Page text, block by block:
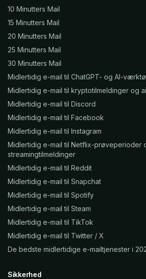
10 Minutters Mail
15 Minutters Mail
20 Minutters Mail
25 Minutters Mail
30 Minutters Mail
Midlertidig e-mail til ChatGPT- og AI-
Midlertidig e-mail til kryptotilmeldinger og
Midlertidig e-mail til Discord
Midlertidig e-mail til Facebook
Midlertidig e-mail til Instagram
Midlertidig e-mail til Netflix-prøveperioder
streamingtilmeldinger
Midlertidig e-mail til Reddit
Midlertidig e-mail til Snapchat
Midlertidig e-mail til Spotify
Midlertidig e-mail til Steam
Midlertidig e-mail til TikTok
Midlertidig e-mail til Twitter / X
De bedste midlertidige e-mailtjenester i
Sikkerhed